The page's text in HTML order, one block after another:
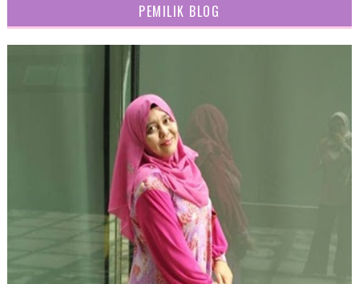
PEMILIK BLOG